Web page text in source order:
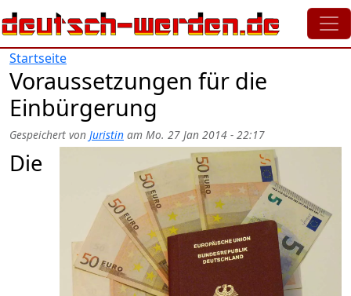
Direkt zum Inhalt
Startseite
Voraussetzungen für die
Einbürgerung
Gespeichert von Juristin am Mo. 27 Jan 2014 - 22:17
Die